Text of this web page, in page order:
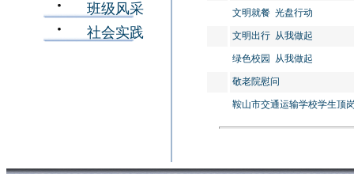
班级风采
社会实践
文明就餐 光盘行动
文明出行 从我做起
绿色校园 从我做起
敬老院慰问
鞍山市交通运输学校学生顶